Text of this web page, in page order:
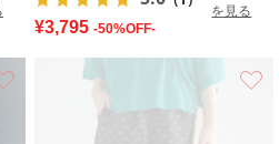
を見る
¥3,795 -50%OFF-
お気に入り